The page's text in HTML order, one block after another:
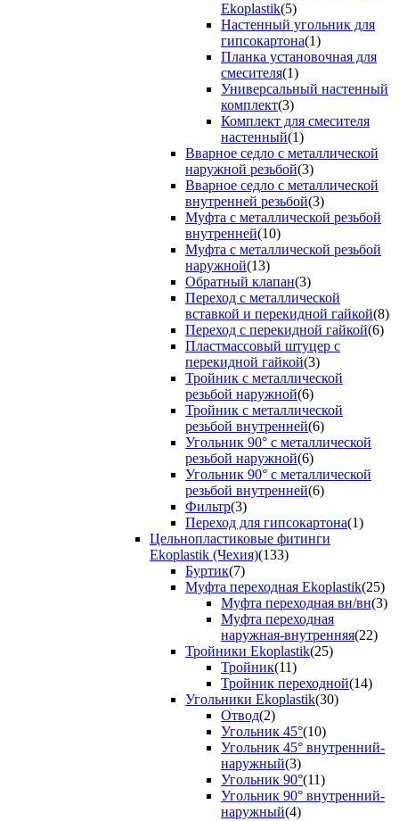
Ekoplastik(5)
Настенный угольник для
гипсокартона(1)
Планка установочная для
смесителя(1)
Универсальный настенный
комплект(3)
Комплект для смесителя
настенный(1)
Вварное седло с металлической
наружной резьбой(3)
Вварное седло с металлической
внутренней резьбой(3)
Муфта с металлической резьбой
внутренней(10)
Муфта с металлической резьбой
наружной(13)
Обратный клапан(3)
Переход с металлической
вставкой и перекидной гайкой(8)
Переход с перекидной гайкой(6)
Пластмассовый штуцер с
перекидной гайкой(3)
Тройник с металлической
резьбой наружной(6)
Тройник с металлической
резьбой внутренней(6)
Угольник 90° с металлической
резьбой наружной(6)
Угольник 90° с металлической
резьбой внутренней(6)
Фильтр(3)
Переход для гипсокартона(1)
Цельнопластиковые фитинги
Ekoplastik (Чехия)(133)
Буртик(7)
Муфта переходная Ekoplastik(25)
Муфта переходная вн/вн(3)
Муфта переходная
наружная-внутренняя(22)
Тройники Ekoplastik(25)
Тройник(11)
Тройник переходной(14)
Угольники Ekoplastik(30)
Отвод(2)
Угольник 45°(10)
Угольник 45° внутренний-
наружный(3)
Угольник 90°(11)
Угольник 90° внутренний-
наружный(4)